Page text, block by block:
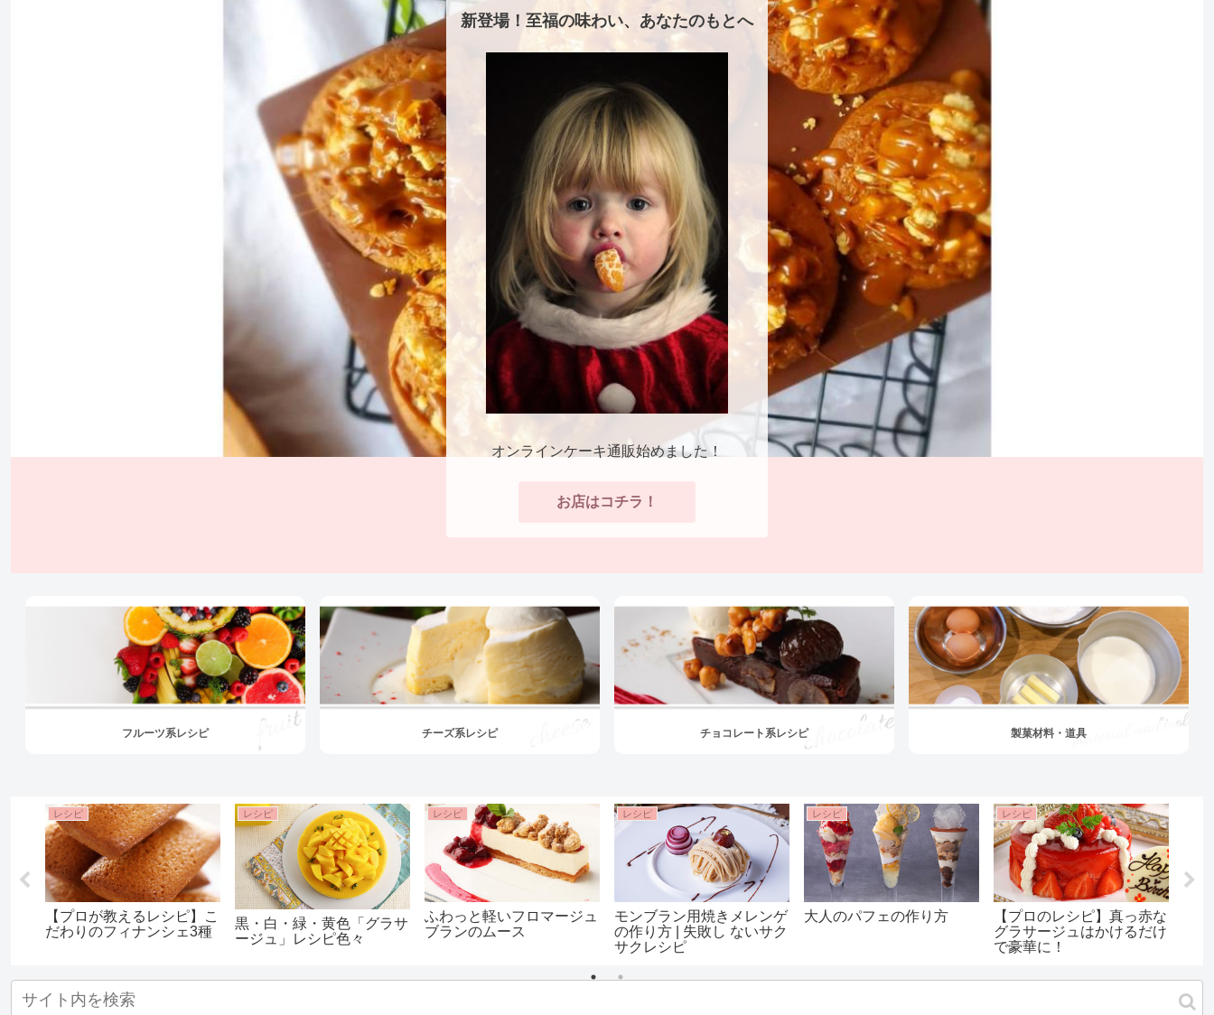
新登場！至福の味わい、あなたのもとへ
オンラインケーキ通販始めました！
お店はコチラ！
フルーツ系レシピ チーズ系レシピ チョコレート系レシピ 製菓材料・道具
レシピ
【プロが教えるレシピ】こ
だわりのフィナンシェ3種
レシピ
黒・白・緑・黄色「グラサ
ージュ」レシピ色々
レシピ
ふわっと軽いフロマージュ
ブランのムース
レシピ
モンブラン用焼きメレンゲ
の作り方 | 失敗し ないサク
サクレシピ
レシピ
大人のパフェの作り方
レシピ
【プロのレシピ】真っ赤な
グラサージュはかけるだけ
で豪華に！
チ
も！